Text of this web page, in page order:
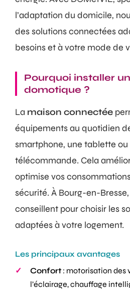
l’adaptation du domicile,
des solutions connectées
besoins et à votre mode de
Pourquoi installer
domotique ?
La maison connectée
équipements au quotidien
smartphone, une tablette ou
télécommande. Cela
optimise vos
sécurité. À Bourg-en-
conseillent pour choisir les
adaptées à votre logement.
Les principaux avantages
Confort : motorisation des
l’éclairage, chauffage